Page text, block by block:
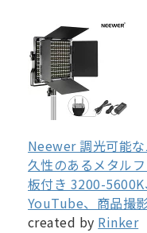
Neewer 調光可能
久性のあるメタル
板付き 3200-5600K
YouTube、商品撮
created by Rinker